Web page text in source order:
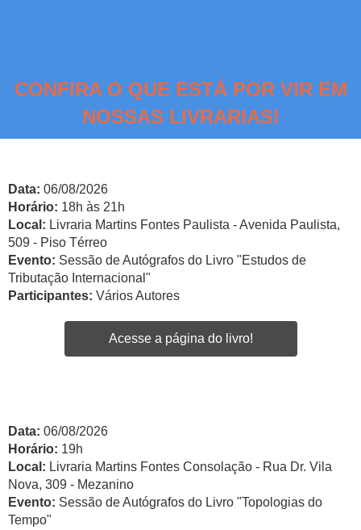
CONFIRA O QUE ESTÁ POR VIR EM
NOSSAS LIVRARIAS!
Data: 06/08/2026
Horário: 18h às 21h
Local: Livraria Martins Fontes Paulista - Avenida Paulista,
509 - Piso Térreo
Evento: Sessão de Autógrafos do Livro "Estudos de
Tributação Internacional"
Participantes: Vários Autores
Acesse a página do livro!
Data: 06/08/2026
Horário: 19h
Local: Livraria Martins Fontes Consolação - Rua Dr. Vila
Nova, 309 - Mezanino
Evento: Sessão de Autógrafos do Livro "Topologias do
Tempo"